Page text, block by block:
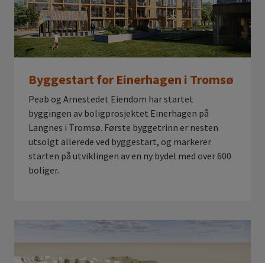
Byggestart for Einerhagen i Tromsø
Peab og Arnestedet Eiendom har startet
byggingen av boligprosjektet Einerhagen på
Langnes i Tromsø. Første byggetrinn er nesten
utsolgt allerede ved byggestart, og markerer
starten på utviklingen av en ny bydel med over 600
boliger.